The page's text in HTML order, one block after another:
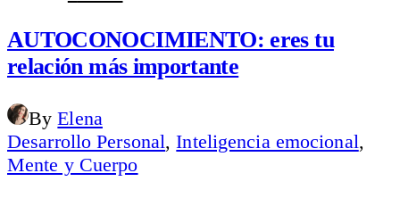
was:
$39.00.
is:
$29.00.
AUTOCONOCIMIENTO: eres tu
relación más importante
By Elena
Desarrollo Personal,Inteligencia emocional,
Mente y Cuerpo